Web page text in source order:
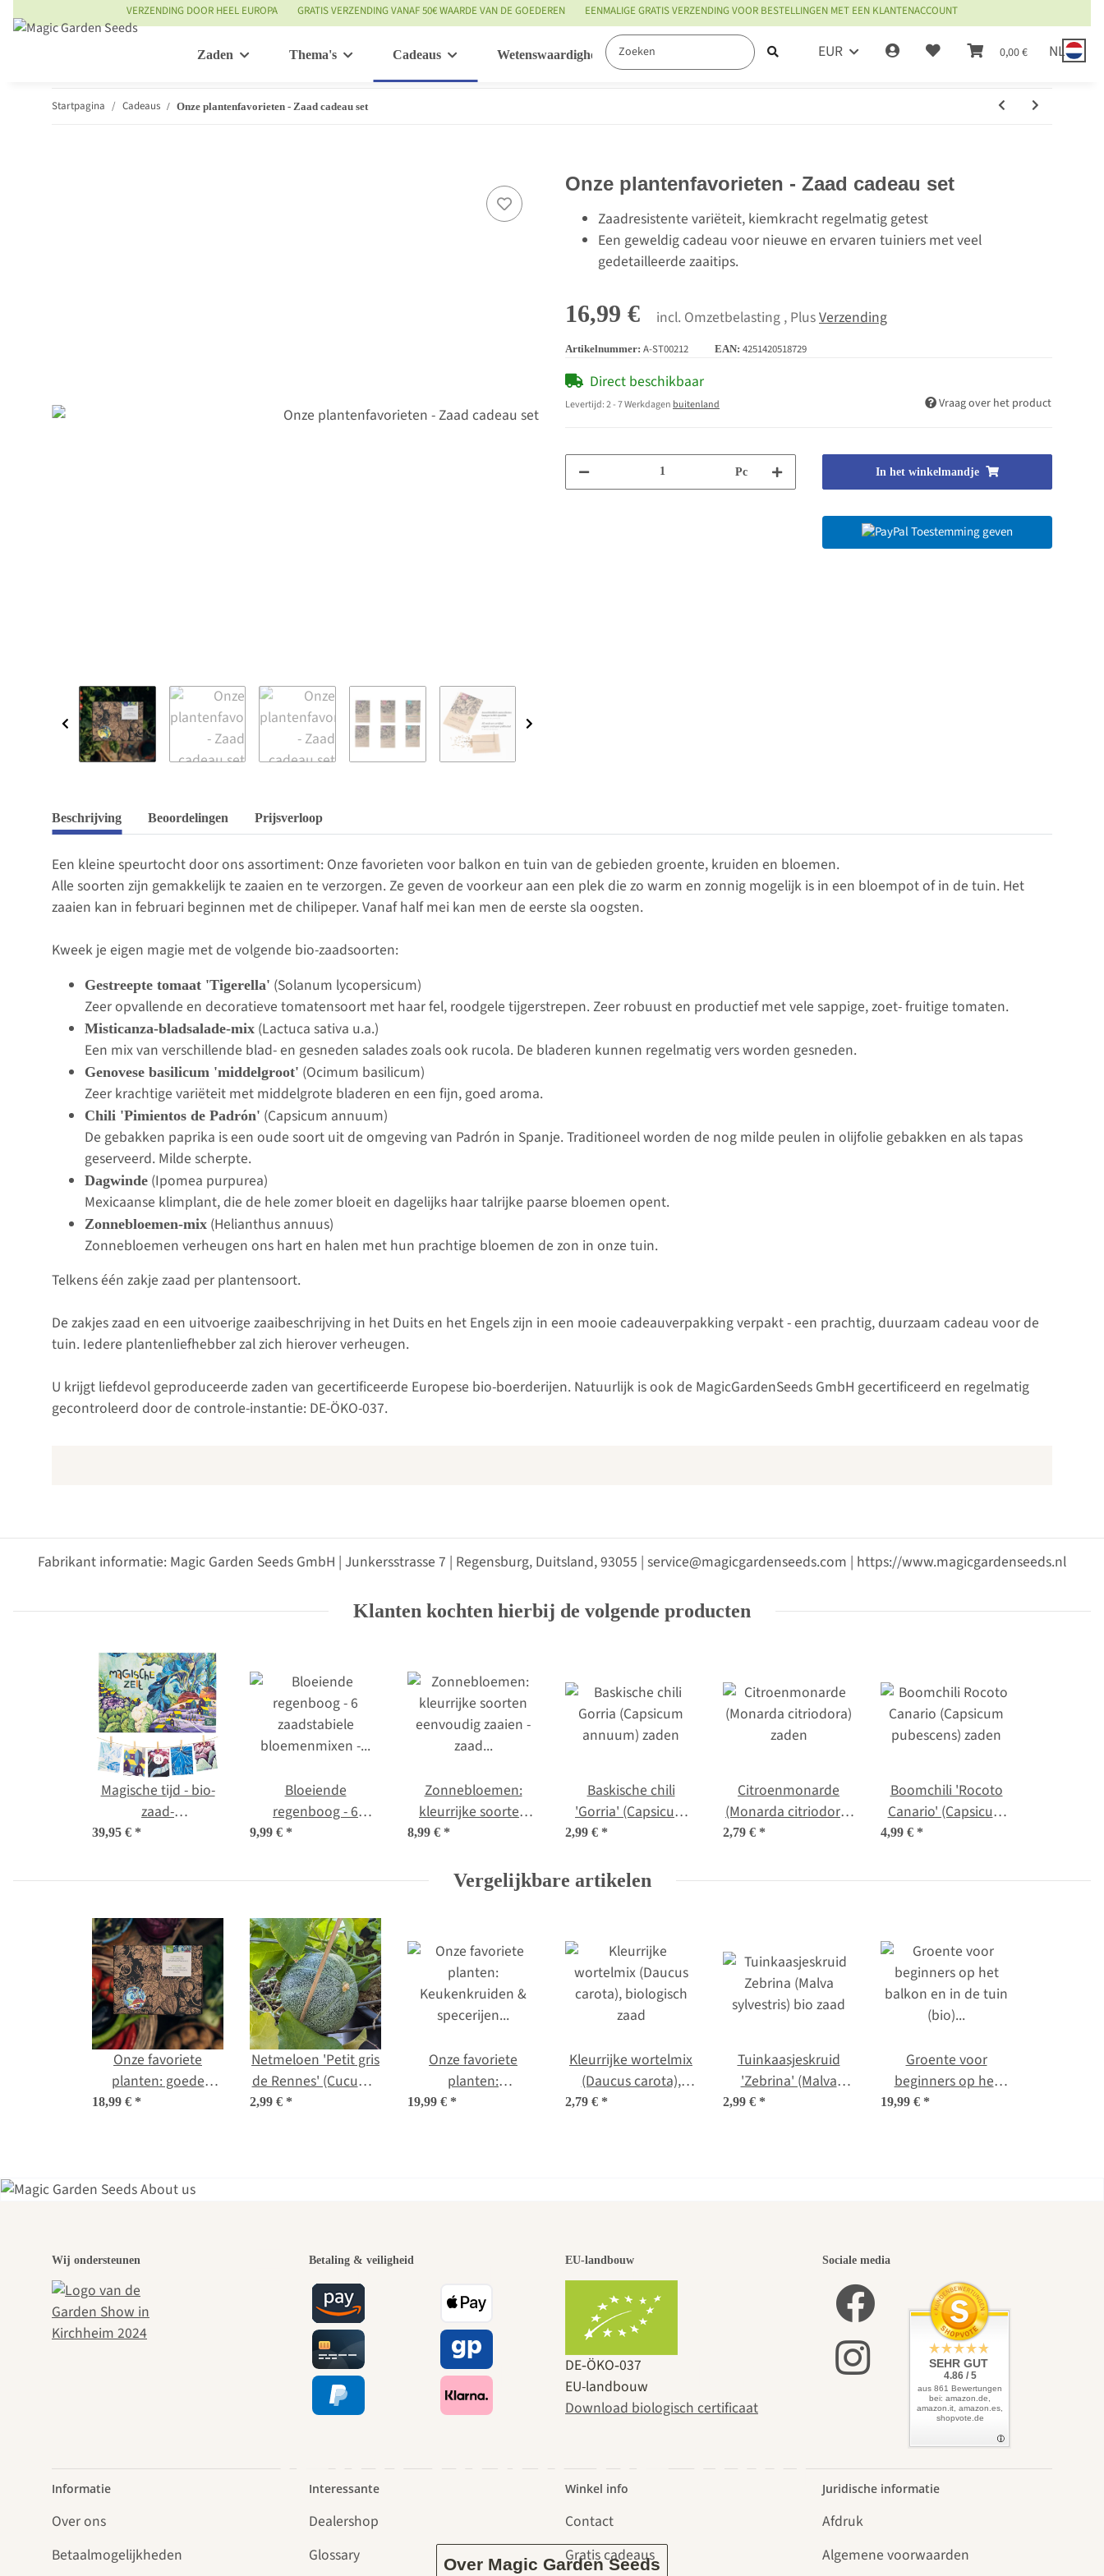
VERZENDING DOOR HEEL EUROPA GRATIS VERZENDING VANAF 50€ WAARDE VAN DE GOEDEREN EENMALIGE GRATIS VERZENDING VOOR BESTELLINGEN MET EEN KLANTENACCOUNT
EUR 0,00 € NL
Zaden Thema's Cadeaus Wetenswaardigheden
Startpagina Cadeaus Onze plantenfavorieten - Zaad cadeau set
Onze plantenfavorieten - Zaad cadeau set
Zaadresistente variëteit, kiemkracht regelmatig getest
Een geweldig cadeau voor nieuwe en ervaren tuiniers met veel
gedetailleerde zaaitips.
16,99 € incl. Omzetbelasting , PlusVerzending
Artikelnummer: A-ST00212 EAN: 4251420518729
Direct beschikbaar
Levertijd:2 - 7 Werkdagen buitenland Vraag over het product
Pc In het winkelmandje
Toestemming geven
Beschrijving Beoordelingen Prijsverloop
Een kleine speurtocht door ons assortiment: Onze favorieten voor balkon en tuin van de gebieden groente, kruiden en bloemen.
Alle soorten zijn gemakkelijk te zaaien en te verzorgen. Ze geven de voorkeur aan een plek die zo warm en zonnig mogelijk is in een bloempot of in de tuin. Het
zaaien kan in februari beginnen met de chilipeper. Vanaf half mei kan men de eerste sla oogsten.
Kweek je eigen magie met de volgende bio-zaadsoorten:
Gestreepte tomaat 'Tigerella' (Solanum lycopersicum)
Zeer opvallende en decoratieve tomatensoort met haar fel, roodgele tijgerstrepen. Zeer robuust en productief met vele sappige, zoet- fruitige tomaten.
Misticanza-bladsalade-mix (Lactuca sativa u.a.)
Een mix van verschillende blad- en gesneden salades zoals ook rucola. De bladeren kunnen regelmatig vers worden gesneden.
Genovese basilicum 'middelgroot' (Ocimum basilicum)
Zeer krachtige variëteit met middelgrote bladeren en een fijn, goed aroma.
Chili 'Pimientos de Padrón' (Capsicum annuum)
De gebakken paprika is een oude soort uit de omgeving van Padrón in Spanje. Traditioneel worden de nog milde peulen in olijfolie gebakken en als tapas
geserveerd. Milde scherpte.
Dagwinde (Ipomea purpurea)
Mexicaanse klimplant, die de hele zomer bloeit en dagelijks haar talrijke paarse bloemen opent.
Zonnebloemen-mix (Helianthus annuus)
Zonnebloemen verheugen ons hart en halen met hun prachtige bloemen de zon in onze tuin.
Telkens één zakje zaad per plantensoort.
De zakjes zaad en een uitvoerige zaaibeschrijving in het Duits en het Engels zijn in een mooie cadeauverpakking verpakt - een prachtig, duurzaam cadeau voor de
tuin. Iedere plantenliefhebber zal zich hierover verheugen.
U krijgt liefdevol geproduceerde zaden van gecertificeerde Europese bio-boerderijen. Natuurlijk is ook de MagicGardenSeeds GmbH gecertificeerd en regelmatig
gecontroleerd door de controle-instantie: DE-ÖKO-037.
Fabrikant informatie: Magic Garden Seeds GmbH | Junkersstrasse 7 | Regensburg, Duitsland, 93055 | service@magicgardenseeds.com | https://www.magicgardenseeds.nl
Klanten kochten hierbij de volgende producten
Magische tijd - bio-
zaad-
adventskalender -
zelfverzorger tuin
39,95 € *
Bloeiende
regenboog - 6
zaadstabiele
spectaculair &
starterszaden set
9,99 € *
Zonnebloemen:
kleurrijke soorten
eenvoudig zaaien -
8,99 € *
Baskische chili
'Gorria' (Capsicum
annuum) zaden
2,99 € *
Citroenmonarde
(Monarda citriodora)
2,79 € *
Boomchili 'Rocoto
Canario' (Capsicum
pubescens) zaden
4,99 € *
Vergelijkbare artikelen
Onze favoriete
planten: goede
groente voor
18,99 € *
Netmeloen 'Petit gris
de Rennes' (Cucumis
melo) biologisch
2,99 € *
Onze favoriete
planten:
Keukenkruiden &
19,99 € *
Kleurrijke wortelmix
(Daucus carota),
biologisch zaad
2,79 € *
Tuinkaasjeskruid
'Zebrina' (Malva
sylvestris) bio zaad
2,99 € *
Groente voor
beginners op het
balkon en in de tuin
19,99 € *
Een van de mooiste
paden naar onszelf
leidt door de tuin.
Over Magic Garden Seeds
Wij ondersteunen Betaling & veiligheid EU-landbouw
DE‑ÖKO‑037
EU-landbouw
Download biologisch certificaat
Sociale media
SEHR GUT
4.86 / 5
aus 861 Bewertungen
bei: amazon.de,
amazon.it, amazon.es,
shopvote.de
Informatie
Over ons
Betaalmogelijkheden
Interessante
Dealershop
Glossary
Winkel info
Contact
Gratis cadeaus
Juridische informatie
Afdruk
Algemene voorwaarden